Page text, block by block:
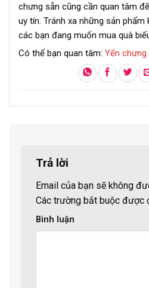
chưng sẵn cũng cần quan tâm
uy tín. Tránh xa những sản
các bạn đang muốn mua quà
Có thể bạn quan tâm: Yến
Trả lời
Email của bạn sẽ không
Các trường bắt buộc được
Bình luận